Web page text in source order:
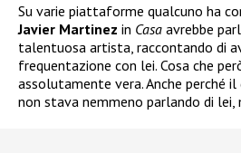
Su varie piattaforme qualcuno ha
Javier Martinez in Casa avrebbe
talentuosa artista, raccontando di
frequentazione con lei. Cosa che
assolutamente vera. Anche perché
non stava nemmeno parlando di lei,